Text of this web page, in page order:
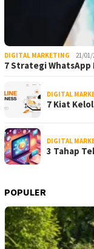
DIGITAL MARKETING 21/01/
7 Strategi
DIGITAL
7 Kiat
DIGITAL
3 Tahap
POPULER